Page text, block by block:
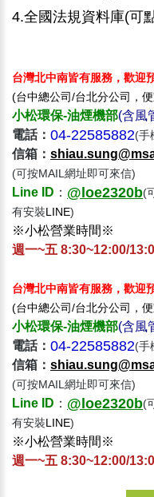
4.全國法規資料庫(可
台灣北中南皆有服務，歡迎
(台中總公司/台北分公司，
小松環保-油煙機部(含風
電話： 04-22585882(手
信箱：​
(可按MAIL網址即可來信)
Line ID ： @loe2320b(
有安裝LINE)
※小松營業時間※
週一~五 8:30~12:00/
台灣北中南皆有服務，歡迎
(台中總公司/台北分公司，
小松環保-油煙機部(含風
電話： 04-22585882(手
信箱：​
(可按MAIL網址即可來信)
Line ID ： @loe2320b(
有安裝LINE)
※小松營業時間※
週一~五 8:30~12:00/